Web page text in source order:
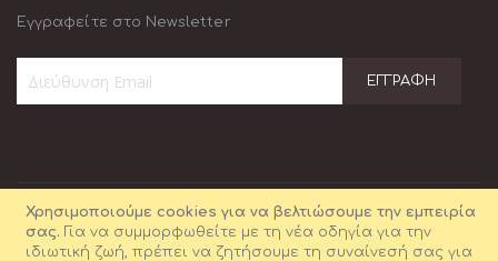
Χρησιμοποιούμε cookies για να βελτιώσουμε την εμπειρία
σας.
Για να συμμορφωθείτε με τη νέα οδηγία για την
ιδιωτική ζωή, πρέπει να ζητήσουμε τη συναίνεσή σας για
Εγγραφείτε στο Newsletter
Δελτίο:
ΕΓΓΡΑΦΉ